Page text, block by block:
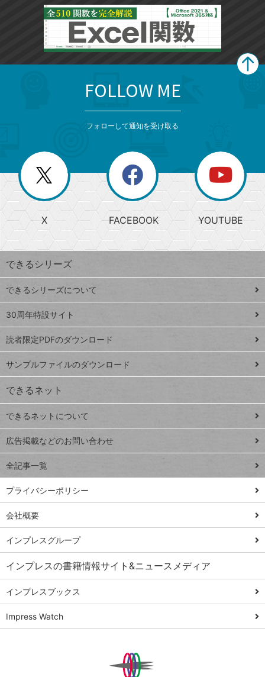
じ
る
search
検
索
上
昇
ワ
ー
ド
Google
スプレ
ッドシ
ート
iPhone
VLOOKUP
close
閉じ
る
閉
じ
る
ー
か
ら
探
す
ト
ッ
プ
ペ
ジ
連載
Excel Q&A
トイアンナ流仕
事術
ではじめる業務
の完全自動化
AI議事録作成術
Windows 11
Q&A
Teams踏み込み
活用術
Excel講師の仕事
術
FOLLOW ME
フォローして通知を受け取る
X FACEBOOK YOUTUBE
できるシリーズ
できるシリーズについて
30周年特設サイト
読者限定PDFのダウンロード
サンプルファイルのダウンロード
できるネット
できるネットについて
広告掲載などのお問い合わせ
全記事一覧
プライバシーポリシー
会社概要
インプレスグループ
インプレスの書籍情報サイト&ニュースメディア
インプレスブックス
Impress Watch